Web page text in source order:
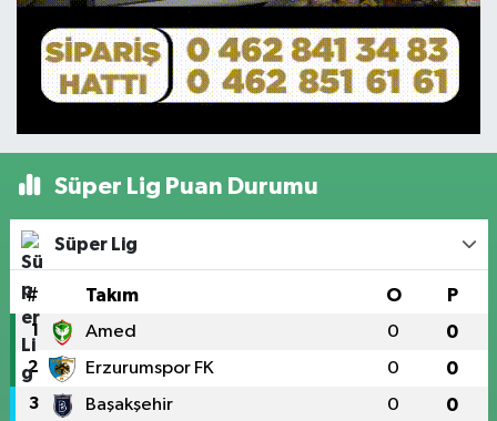
Süper Lig Puan Durumu
Süper Lig
# Takım O P
1 Amed 0 0
2 Erzurumspor FK 0 0
3 Başakşehir 0 0